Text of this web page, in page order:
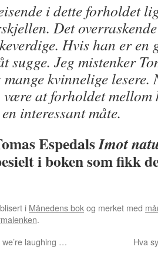
i dette forholdet
Det
Hvis han er en
sugge. Jeg mistenker
kvinnelige lesere.
være at forholdet
interessant måte.
EspedalsImot
i boken som fikk
i Månedens bokog merket med
.
we’re laughing … Hva